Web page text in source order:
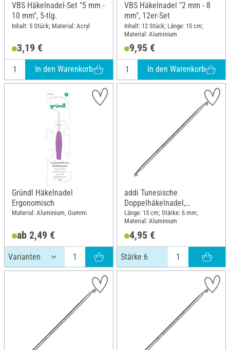
VBS Häkelnadel-Set "5 mm -
10 mm", 5-tlg.
Inhalt: 5 Stück; Material: Acryl
3,19 €
In den Warenkorb
VBS Häkelnadel "2 mm - 8
mm", 12er-Set
Inhalt: 12 Stück; Länge: 15 cm;
Material: Aluminium
9,95 €
In den Warenkorb
Gründl Häkelnadel
Ergonomisch
Material: Aluminium, Gummi
ab 2,49 €
addi Tunesische
Doppelhäkelnadel,
Aluminium, Stärke 6
Länge: 15 cm; Stärke: 6 mm;
Material: Aluminium
4,95 €
Stärke 6